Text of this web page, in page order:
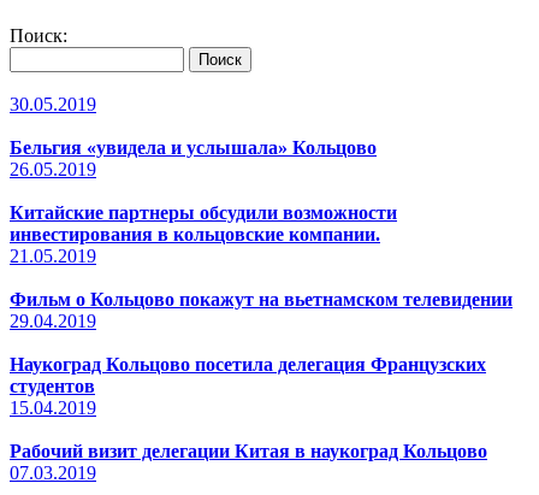
Поиск:
30.05.2019
Бельгия «увидела и услышала» Кольцово
26.05.2019
Китайские партнеры обсудили возможности
инвестирования в кольцовские компании.
21.05.2019
Фильм о Кольцово покажут на вьетнамском телевидении
29.04.2019
Наукоград Кольцово посетила делегация Французских
студентов
15.04.2019
Рабочий визит делегации Китая в наукоград Кольцово
07.03.2019